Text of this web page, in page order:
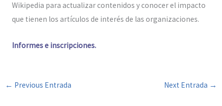
Wikipedia para actualizar contenidos y conocer el impacto
que tienen los artículos de interés de las organizaciones.
Informes e inscripciones.
← Previous Entrada Next Entrada →